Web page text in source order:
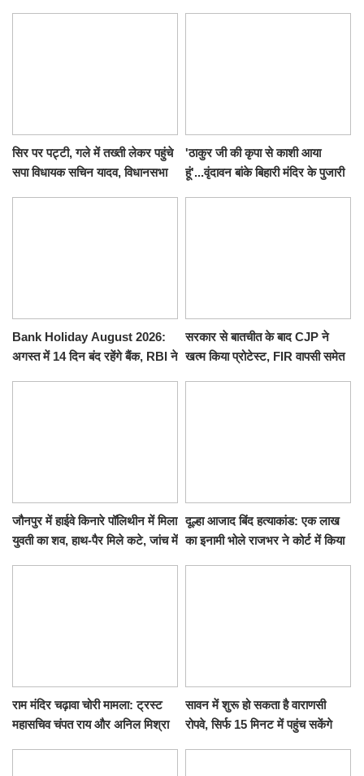
सिर पर पट्टी, गले में तख्ती लेकर पहुंचे
सपा विधायक सचिन यादव, विधानसभा
'ठाकुर जी की कृपा से काशी आया
हूं'...वृंदावन बांके बिहारी मंदिर के पुजारी
Bank Holiday August 2026:
अगस्त में 14 दिन बंद रहेंगे बैंक, RBI ने
सरकार से बातचीत के बाद CJP ने
खत्म किया प्रोटेस्ट, FIR वापसी समेत
जौनपुर में हाईवे किनारे पॉलिथीन में मिला
युवती का शव, हाथ-पैर मिले कटे, जांच में
दूल्हा आजाद बिंद हत्याकांड: एक लाख
का इनामी भोले राजभर ने कोर्ट में किया
राम मंदिर चढ़ावा चोरी मामला: ट्रस्ट
महासचिव चंपत राय और अनिल मिश्रा
सावन में शुरू हो सकता है वाराणसी
रोपवे, सिर्फ 15 मिनट में पहुंच सकेंगे